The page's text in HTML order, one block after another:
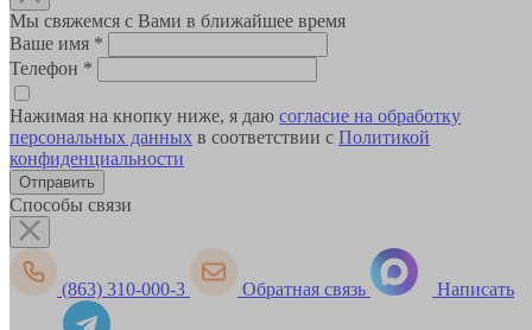
Мы свяжемся с Вами в ближайшее время
Ваше имя *
Телефон *
Нажимая на кнопку ниже, я даю согласие на обработку
персональных данных в соответствии с Политикой
конфиденциальности
Способы связи
(863) 310-000-3 Обратная связь Написать